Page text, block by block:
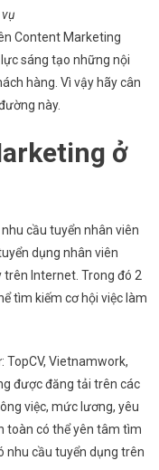
Content Marketing
sáng tạo những nội
hàng. Vì vậy hãy cân
này.
ở
cầu tuyển nhân viên
dụng nhân viên
Internet. Trong đó 2
tìm kiếm cơ hội việc làm
TopCV, Vietnamwork,
được đăng tải trên các
việc, mức lương, yêu
toàn có thể yên tâm tìm
nhu cầu tuyển dụng trên